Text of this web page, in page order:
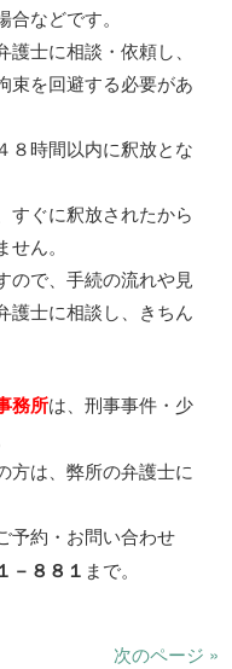
などです。
護士に相談・依頼し、
束を回避する必要があ
８時間以内に釈放とな
すぐに釈放されたから
ん。
ので、手続の流れや見
護士に相談し、きちん
務所は、刑事事件・少
方は、弊所の弁護士に
予約・お問い合わせ
－８８１ まで。
次のページ »